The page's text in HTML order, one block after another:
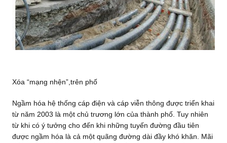
Xóa “mạng nhện”,trên phố
Ngầm hóa hệ thống cáp điện và cáp viễn thông được triển khai
từ năm 2003 là một chủ trương lớn của thành phố. Tuy nhiên
từ khi có ý tưởng cho đến khi những tuyến đường đầu tiên
được ngầm hóa là cả một quãng đường dài đầy khó khăn. Mãi